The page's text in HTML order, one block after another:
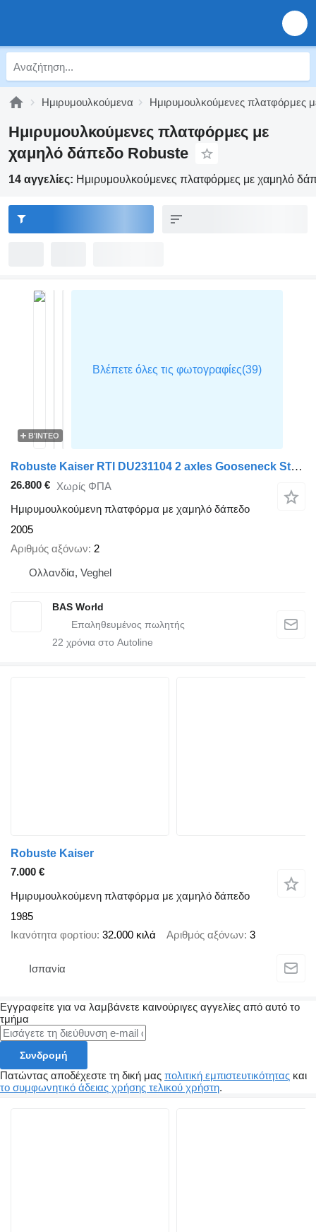
Ημιρυμουλκούμενα Ημιρυμουλκούμενες πλατφόρμες
Ημιρυμουλκούμενες πλατφόρμες με
χαμηλό δάπεδο Robuste
14 αγγελίες: Ημιρυμουλκούμενες πλατφόρμες με χαμηλό
ΒΊΝΤΕΟ
Robuste Kaiser RTI DU231104 2 axles Gooseneck Steering axle
26.800 € Χωρίς ΦΠΑ
Ημιρυμουλκούμενη πλατφόρμα με χαμηλό δάπεδο
2005
Αριθμός αξόνων 2
Ολλανδία, Veghel
BAS World
22 χρόνια στο Autoline
Robuste Kaiser
7.000 €
Ημιρυμουλκούμενη πλατφόρμα με χαμηλό δάπεδο
1985
Ικανότητα φορτίου 32.000 κιλά Αριθμός αξόνων 3
Ισπανία
Εγγραφείτε για να λαμβάνετε καινούριγες αγγελίες από αυτό το
τμήμα
Συνδρομή
Πατώντας αποδέχεστε τη δική μας πολιτική εμπιστευτικότητας και
το συμφωνητικό άδειας χρήσης τελικού χρήστη.